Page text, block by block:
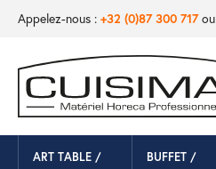
Appelez-nous : +32 (0)87 300 717ou
ART TABLE /
BUFFET /